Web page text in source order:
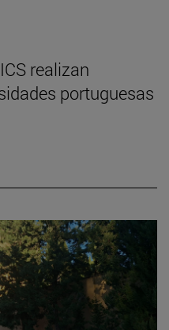
realizan
portuguesas